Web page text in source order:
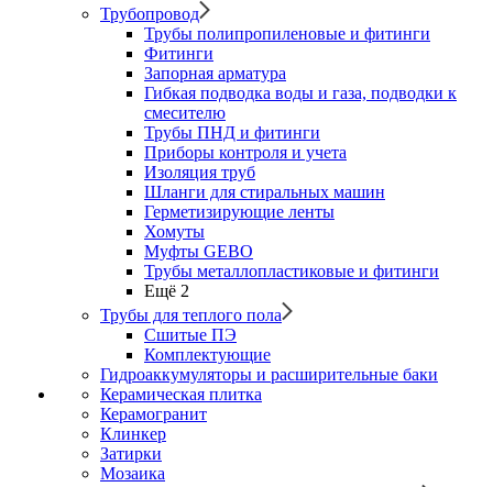
Трубопровод
Трубы полипропиленовые и фитинги
Фитинги
Запорная арматура
Гибкая подводка воды и газа, подводки к
смесителю
Трубы ПНД и фитинги
Приборы контроля и учета
Изоляция труб
Шланги для стиральных машин
Герметизирующие ленты
Хомуты
Муфты GEBO
Трубы металлопластиковые и фитинги
Ещё 2
Трубы для теплого пола
Сшитые ПЭ
Комплектующие
Гидроаккумуляторы и расширительные баки
Керамическая плитка
Керамогранит
Клинкер
Затирки
Мозаика